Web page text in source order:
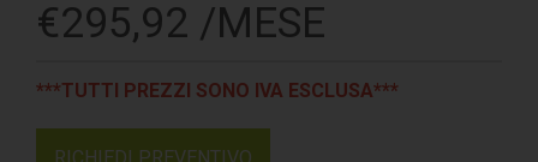
€295,92 /MESE
***TUTTI PREZZI SONO IVA ESCLUSA***